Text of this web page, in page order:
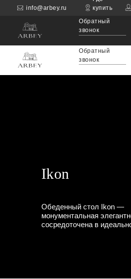
купить
info@arbey.ru
Обратный
звонок
Обратный
звонок
Ikon
Обеденный стол Ikon —
монументальная
сосредоточена в